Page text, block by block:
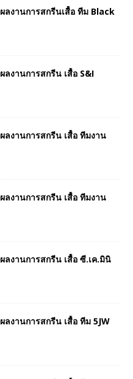
ลงานการสกรีนเสื้อ ทีม Black
ลงานการสกรีน เสื้อ S&I
ลงานการสกรีน เสื้อ ทีมงาน
ลงานการสกรีน เสื้อ ทีมงาน
ลงานการสกรีน เสื้อ ซี.เค.มินิ
ลงานการสกรีน เสื้อ ทีม 5JW